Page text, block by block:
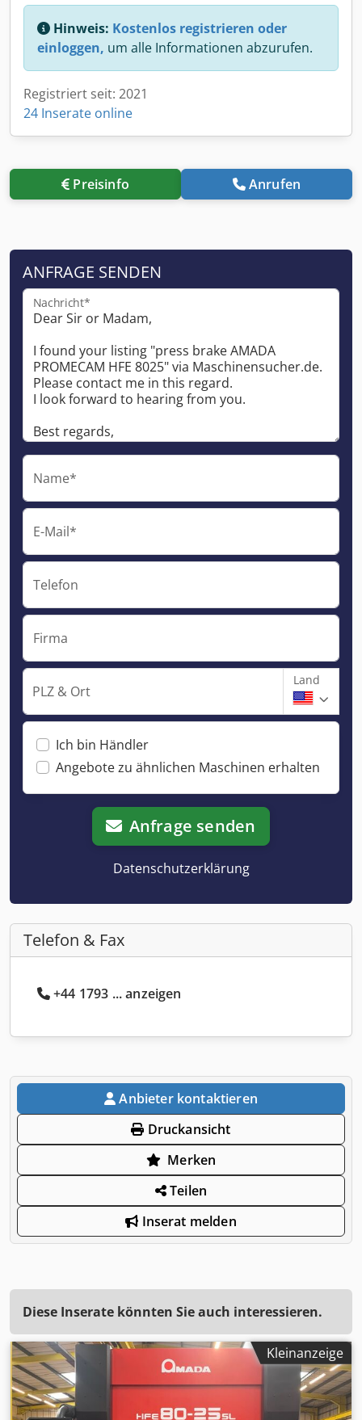
Hinweis: Kostenlos registrieren oder
einloggen, um alle Informationen abzurufen.
Registriert seit: 2021
24 Inserate online
Preisinfo Anrufen
ANFRAGE SENDEN
Nachricht*
Name*
E-Mail*
Telefon
Firma
PLZ & Ort
Land
Ich bin Händler
Angebote zu ähnlichen Maschinen erhalten
Anfrage senden
Datenschutzerklärung
Telefon & Fax
+44 1793 ... anzeigen
Anbieter kontaktieren
Druckansicht
Merken
Teilen
Inserat melden
Diese Inserate könnten Sie auch interessieren.
Kleinanzeige